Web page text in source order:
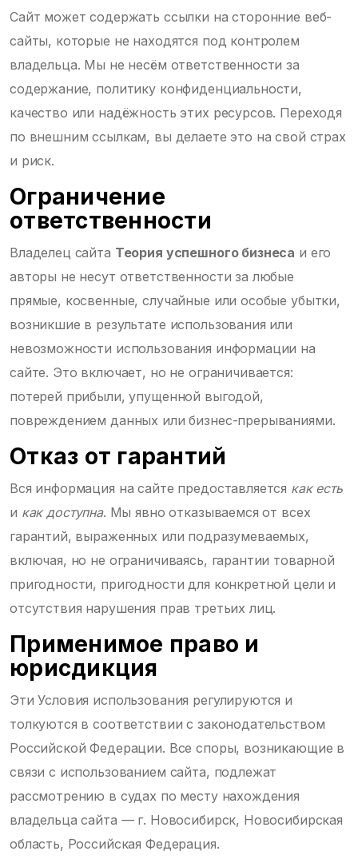
Сайт может содержать ссылки на сторонние веб-
сайты, которые не находятся под контролем
владельца. Мы не несём ответственности за
содержание, политику конфиденциальности,
качество или надёжность этих ресурсов. Переходя
по внешним ссылкам, вы делаете это на свой страх
и риск.
Ограничение
ответственности
Владелец сайта Теория успешного бизнеса и его
авторы не несут ответственности за любые
прямые, косвенные, случайные или особые убытки,
возникшие в результате использования или
невозможности использования информации на
сайте. Это включает, но не ограничивается:
потерей прибыли, упущенной выгодой,
повреждением данных или бизнес-прерываниями.
Отказ от гарантий
Вся информация на сайте предоставляется как есть
и как доступна. Мы явно отказываемся от всех
гарантий, выраженных или подразумеваемых,
включая, но не ограничиваясь, гарантии товарной
пригодности, пригодности для конкретной цели и
отсутствия нарушения прав третьих лиц.
Применимое право и
юрисдикция
Эти Условия использования регулируются и
толкуются в соответствии с законодательством
Российской Федерации. Все споры, возникающие в
связи с использованием сайта, подлежат
рассмотрению в судах по месту нахождения
владельца сайта — г. Новосибирск, Новосибирская
область, Российская Федерация.